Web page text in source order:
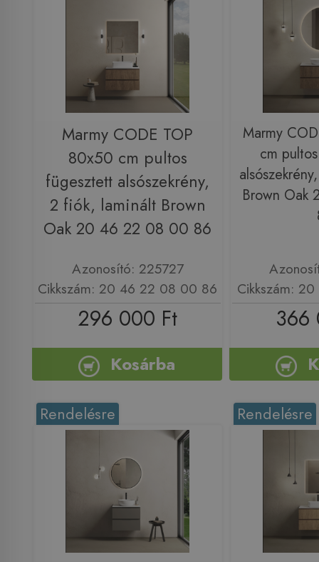
Marmy CODE TOP
80x50 cm pultos
fügesztett alsószekrény,
2 fiók, laminált Brown
Oak 20 46 22 08 00 86
Azonosító: 225727
Cikkszám: 20 46 22 08 00 86
296 000 Ft
Kosárba
Marmy
cm
Brown Oak
Cikkszám:
366
Rendelésre Rendelésre